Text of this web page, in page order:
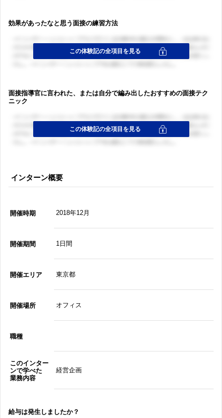
効果があったなと思う面接の練習方法
面接指導官に言われた、または自分で編み出したおすすめの面接テク
ニック
インターン概要
開催時期 2018年12月
開催期間 1日間
開催エリア 東京都
開催場所 オフィス
職種
このインター
ンで学べた
業務内容
経営企画
給与は発生しましたか？